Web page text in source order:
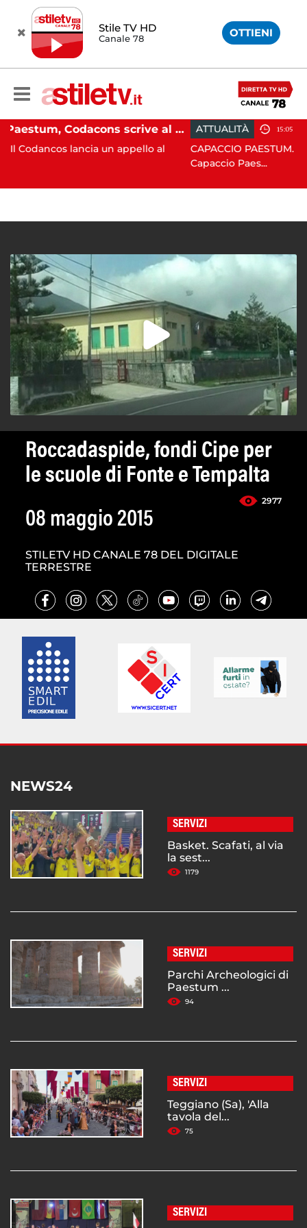
Stile TV HD
Canale 78 OTTIENI
Paestum, Codacons scrive al ministro Giuli: "Rilanciare scavi dell'Anfiteatro nell'area archeologica"
un appello al
ATTUALITÀ 15:05
CAPACCIO PAESTUM. Incisiva azione
Roccadaspide, fondi Cipe per
le scuole di Fonte e Tempalta
2977
08 maggio 2015
STILETV HD CANALE 78 DEL DIGITALE
TERRESTRE
NEWS24
SERVIZI
Basket. Scafati, al via
la sest...
1179
SERVIZI
Parchi Archeologici di
Paestum ...
94
SERVIZI
Teggiano (Sa), 'Alla
tavola del...
75
SERVIZI